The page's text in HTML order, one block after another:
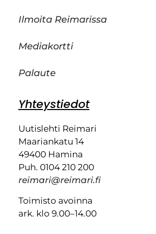
Ilmoita Reimarissa
Mediakortti
Palaute
Yhteystiedot
Uutislehti Reimari
Maariankatu 14
49400 Hamina
Puh. 0104 210 200
reimari@reimari.fi
Toimisto avoinna
ark. klo 9.00–14.00